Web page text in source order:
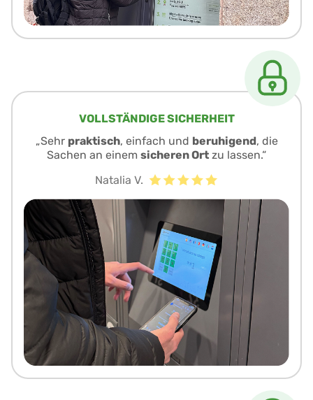
VOLLSTÄNDIGE SICHERHEIT
„Sehr praktisch, einfach und beruhigend, die
Sachen an einem sicheren Ort zu lassen.“
Natalia V.